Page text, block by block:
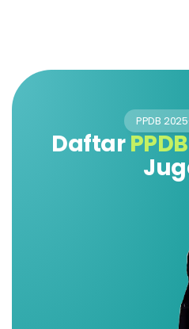
PPDB
DaftarPPDB